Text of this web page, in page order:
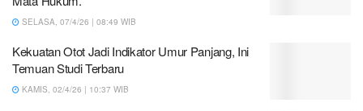
SELASA, 07/4/26 | 08:49 WIB
Kekuatan Otot Jadi Indikator Umur Panjang, Ini
Temuan Studi Terbaru
KAMIS, 02/4/26 | 10:37 WIB